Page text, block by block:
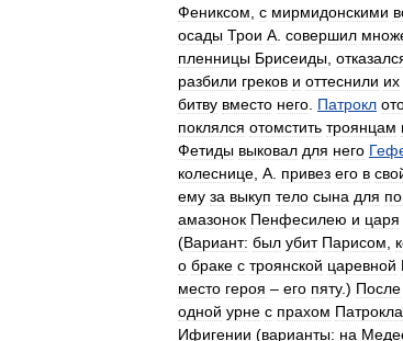
Фениксом с мирмидонскими
осады Трои А совершил
пленницы Брисеиды
разбили греков и оттеснили их
битву вместо него Патрокл
поклялся отомстить троянцам
Фетиды выковал для него
колеснице А привез его в
ему за выкуп тело сына для
амазонок Пенфесилею и царя
(Вариант: был убит Парисом
о браке с троянской царевной
место героя – его пяту.) После
одной урне с прахом Патрокла
Ифигении (варианты: на